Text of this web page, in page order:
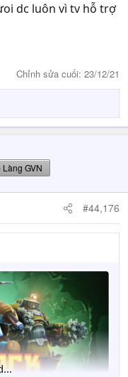
dc luôn vì tv hỗ trợ
Chỉnh sửa cuối: 23/12/21
Làng GVN
#44,176